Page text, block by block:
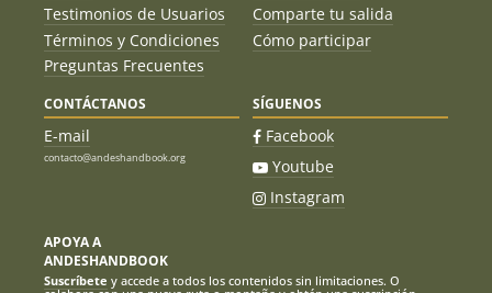
Testimonios de Usuarios
Términos y Condiciones
Preguntas Frecuentes
Comparte tu salida
Cómo participar
CONTÁCTANOS
E-mail
contacto@andeshandbook.org
SÍGUENOS
Facebook
Youtube
Instagram
APOYA A
ANDESHANDBOOK
Suscríbete y accede a todos los contenidos sin limitaciones. O